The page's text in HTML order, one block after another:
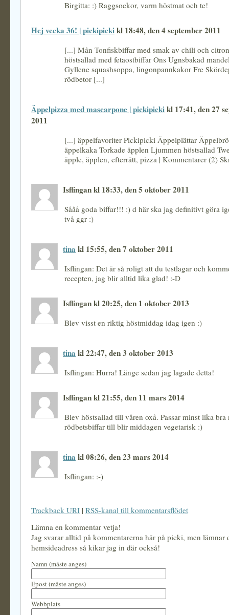
Birgitta: :) Raggsockor, varm höstmat och te!
Hej vecka 36! | pickipickikl 18:48, den 4 september 2011
[...] Mån Tonfiskbiffar med smak av chili och
höstsallad med fetaostbiffar Ons Ugnsbakad
Gyllene squashsoppa, lingonpannkakor Fre
rödbetor [...]
Äppelpizza med mascarpone | pickipickikl 17:41, den 27
2011
[...] äppelfavoriter Pickipicki Äppelplättar
äppelkaka Torkade äpplen Ljummen höstsallad
äpple, äpplen, efterrätt, pizza | Kommentarer (2)
Isflingan kl 18:33, den 5 oktober 2011
Sååå goda biffar!!! :) d här ska jag definitivt göra
två ggr :)
tina kl 15:55, den 7 oktober 2011
Isflingan: Det är så roligt att du testlagar och
recepten, jag blir alltid lika glad! :-D
Isflingan kl 20:25, den 1 oktober 2013
Blev visst en riktig höstmiddag idag igen :)
tina kl 22:47, den 3 oktober 2013
Isflingan: Hurra! Länge sedan jag lagade detta!
Isflingan kl 21:55, den 11 mars 2014
Blev höstsallad till våren oxå. Passar minst lika bra
rödbetsbiffar till blir middagen vegetarisk :)
tina kl 08:26, den 23 mars 2014
Isflingan: :-)
Trackback URI | RSS-kanal till kommentarsflödet
Lämna en kommentar vetja!
Jag svarar alltid på kommentarerna här på picki, men lämnar
hemsideadress så kikar jag in där också!
Namn (måste anges)
Epost (måste anges)
Webbplats